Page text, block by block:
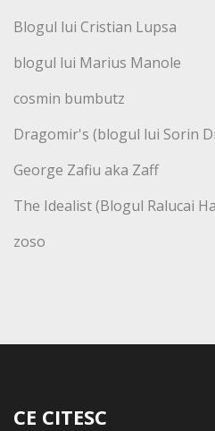
Blogul lui Cristian Lupsa
blogul lui Marius Manole
cosmin bumbutz
Dragomir's (blogul lui Sorin
George Zafiu aka Zaff
The Idealist (Blogul Ralucai
zoso
CE CITESC